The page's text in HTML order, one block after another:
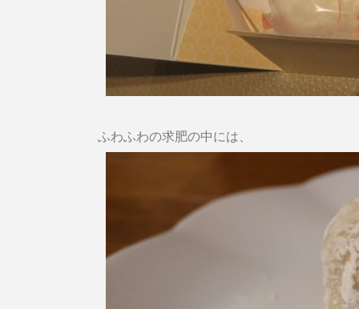
ふわふわの求肥の中には、